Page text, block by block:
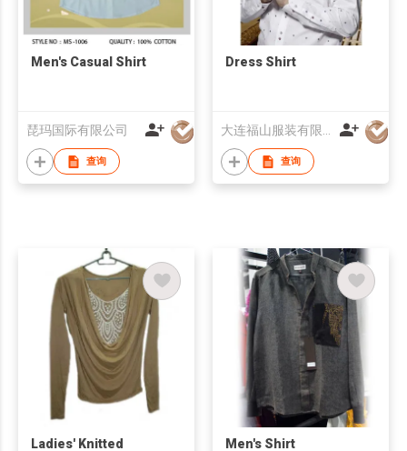
Men's Casual Shirt
琵玛国际有限公司
查询
Dress Shirt
查询
Ladies' Knitted
Men's Shirt